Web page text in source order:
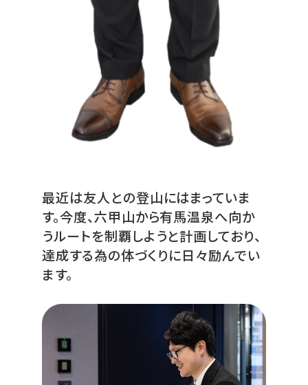
最近は友人との登山にはまっていま
す。今度、六甲山から有馬温泉へ向か
うルートを制覇しようと計画しており、
達成する為の体づくりに日々励んでい
ます。